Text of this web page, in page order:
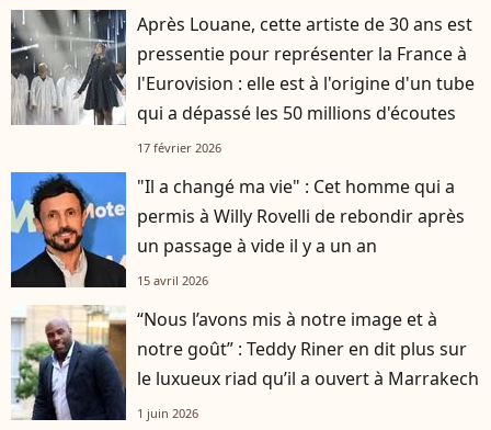
Après Louane, cette artiste de 30 ans est
pressentie pour représenter la France à
l'Eurovision : elle est à l'origine d'un tube
qui a dépassé les 50 millions d'écoutes
17 février 2026
"Il a changé ma vie" : Cet homme qui a
permis à Willy Rovelli de rebondir après
un passage à vide il y a un an
15 avril 2026
“Nous l’avons mis à notre image et à
notre goût” : Teddy Riner en dit plus sur
le luxueux riad qu’il a ouvert à Marrakech
1 juin 2026